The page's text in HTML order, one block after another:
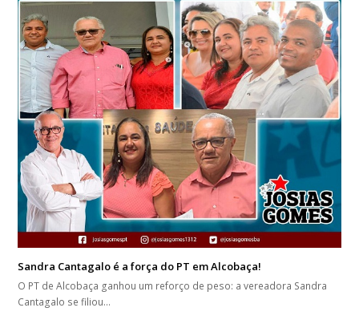
Sandra Cantagalo é a força do PT em Alcobaça!
O PT de Alcobaça ganhou um reforço de peso: a vereadora Sandra
Cantagalo se filiou…